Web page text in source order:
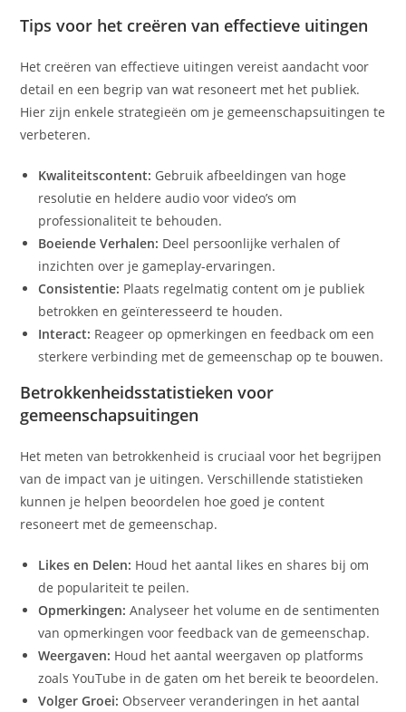
Tips voor het creëren van effectieve uitingen
Het creëren van effectieve uitingen vereist aandacht voor
detail en een begrip van wat resoneert met het publiek.
Hier zijn enkele strategieën om je gemeenschapsuitingen te
verbeteren.
Kwaliteitscontent: Gebruik afbeeldingen van hoge
resolutie en heldere audio voor video’s om
professionaliteit te behouden.
Boeiende Verhalen: Deel persoonlijke verhalen of
inzichten over je gameplay-ervaringen.
Consistentie: Plaats regelmatig content om je publiek
betrokken en geïnteresseerd te houden.
Interact: Reageer op opmerkingen en feedback om een
sterkere verbinding met de gemeenschap op te bouwen.
Betrokkenheidsstatistieken voor
gemeenschapsuitingen
Het meten van betrokkenheid is cruciaal voor het begrijpen
van de impact van je uitingen. Verschillende statistieken
kunnen je helpen beoordelen hoe goed je content
resoneert met de gemeenschap.
Likes en Delen: Houd het aantal likes en shares bij om
de populariteit te peilen.
Opmerkingen: Analyseer het volume en de sentimenten
van opmerkingen voor feedback van de gemeenschap.
Weergaven: Houd het aantal weergaven op platforms
zoals YouTube in de gaten om het bereik te beoordelen.
Volger Groei: Observeer veranderingen in het aantal